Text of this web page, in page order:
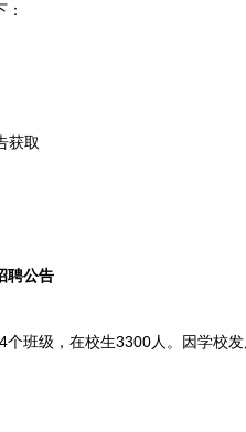
聘公告
班级，在校生3300人。因学校发